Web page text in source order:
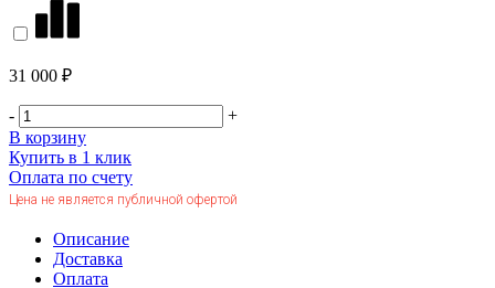
31 000 ₽
-
+
В корзину
Купить в 1 клик
Оплата по счету
Цена не является публичной офертой
Описание
Доставка
Оплата